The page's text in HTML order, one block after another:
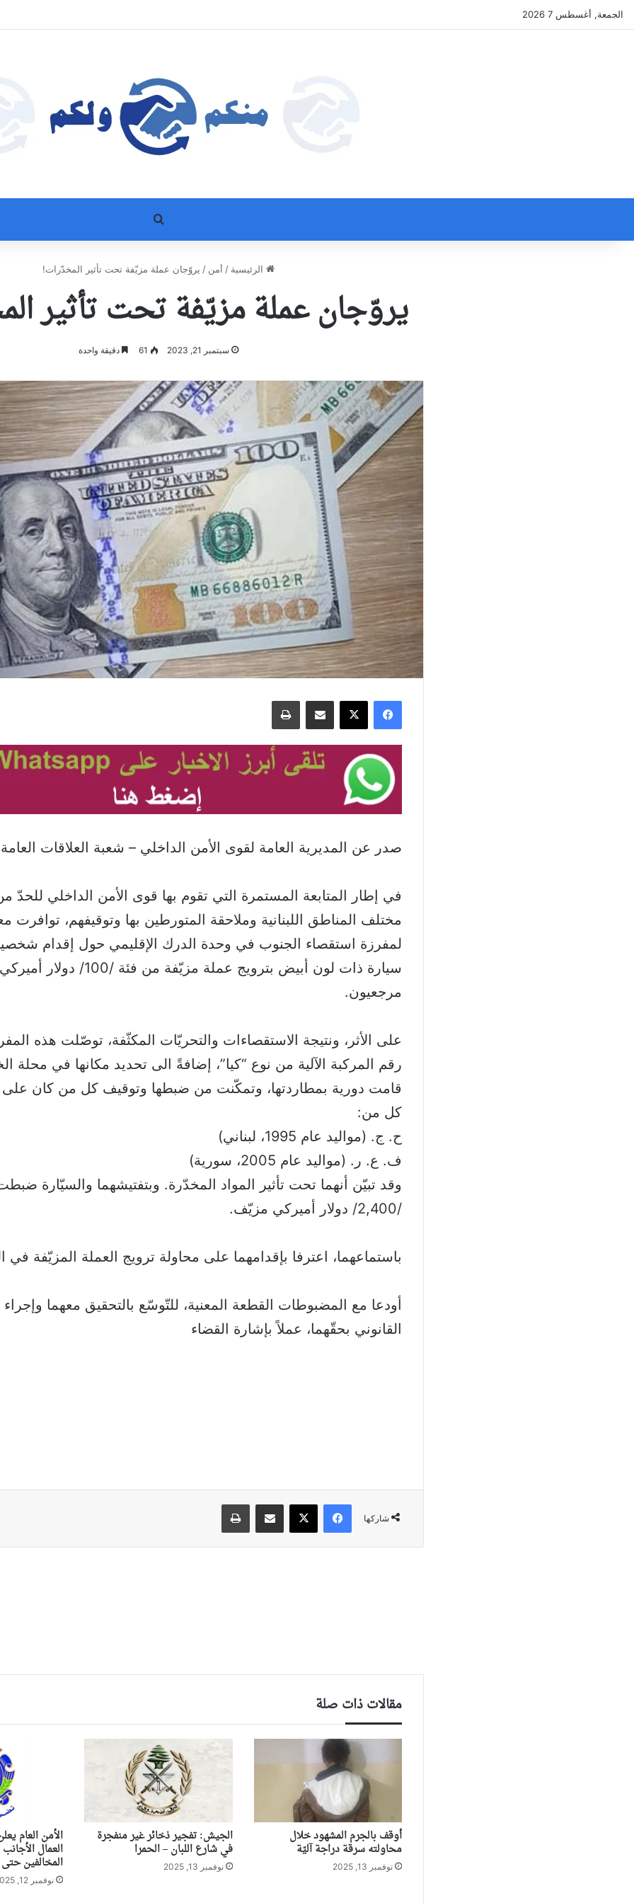
الجمعة, أغسطس 7 2026
بحث عن
الرئيسية / أمن / يروّجان عملة مزيّفة تحت تأثير المخدّرات!
يروّجان عملة مزيّفة تحت تأثير
سبتمبر 21, 2023 61 دقيقة واحدة
فيسبوك ‫X مشاركة عبر البريد طباعة
صدر عن المديرية العامة لقوى الأمن الداخلي – شعبة العلاقات العامة،
في إطار المتابعة المستمرة التي تقوم بها قوى الأمن الداخلي للحدّ
مختلف المناطق اللبنانية وملاحقة المتورطين بها وتوقيفهم، توافرت
لمفرزة استقصاء الجنوب في وحدة الدرك الإقليمي حول إقدام
سيارة ذات لون أبيض بترويج عملة
مرجعيون.
على الأثر، ونتيجة الاستقصاءات والتحريّات المكثّفة، توصّلت هذه
رقم المركبة الآلية من نوع “كيا”، إضافةً الى تحديد مكانها في محلة
قامت دورية بمطاردتها، وتمكّنت من ضبطها وتوقيف كل من كان على
كل من:
ح. ج. (مواليد عام 1995، لبناني)
ف. ع. ر. (مواليد عام 2005، سورية)
وقد تبيّن أنهما تحت تأثير المواد المخدّرة. وبتفتيشهما والسيّارة
/2,400/ دولار أميركي مزيّف.
باستماعهما، اعترفا بإقدامهما على محاولة ترويج العملة المزيّفة في
أودعا مع المضبوطات القطعة المعنية، للتّوسّع بالتحقيق معهما
القانوني بحقّهما، عملاً بإشارة القضاء
شاركها
فيسبوك ‫X مشاركة عبر البريد طباعة
مقالات ذات صلة
أوقف بالجرم المشهود خلال
محاولته سرقة دراجة آليّة
نوفمبر 13, 2025
الجيش: تفجير ذخائر غير منفجرة
في شارع اللبان – الحمرا
نوفمبر 13, 2025
الأمن العام
العمال
المخالفين حتى
نوفمبر 12, 2025